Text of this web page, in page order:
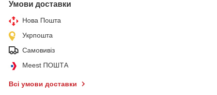
Умови доставки
Нова Пошта
Укрпошта
Самовивіз
Meest ПОШТА
Всі умови доставки